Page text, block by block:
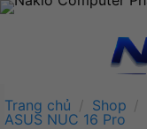
Bỏ
Trang chủ / Shop /
ASUS NUC 16 Pro